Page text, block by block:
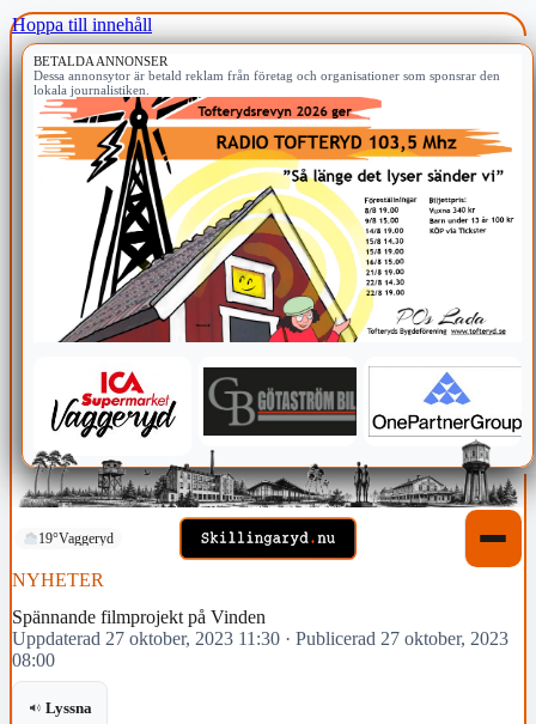
Hoppa till innehåll
BETALDA ANNONSER
Dessa annonsytor är betald reklam från företag och organisationer som sponsrar den
lokala journalistiken.
19°Vaggeryd
NYHETER
Spännande filmprojekt på Vinden
Uppdaterad 27 oktober, 2023 11:30 · Publicerad 27 oktober, 2023
08:00
Lyssna